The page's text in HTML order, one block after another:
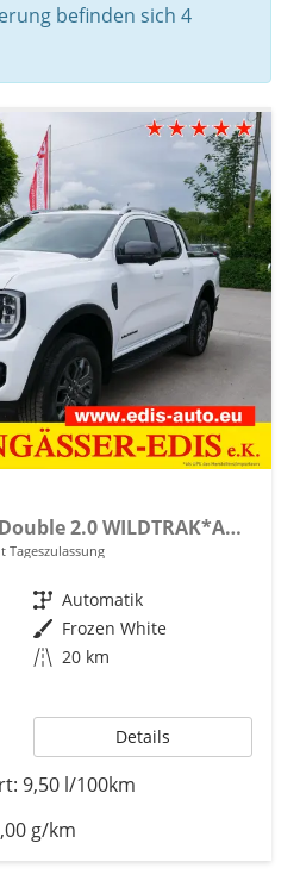
befinden sich 4
EcoBlue WILDTRAK Double 2.0 WILDTRAK*AHK*NAVI*LED*PDC*KAMERA*TEMPOMAT*SHZ*KLIMA
Tageszulassung
Getriebe Automatik
Außenfarbe Frozen White
Kilometerstand 20 km
Details
9,50 l/100km
g/km